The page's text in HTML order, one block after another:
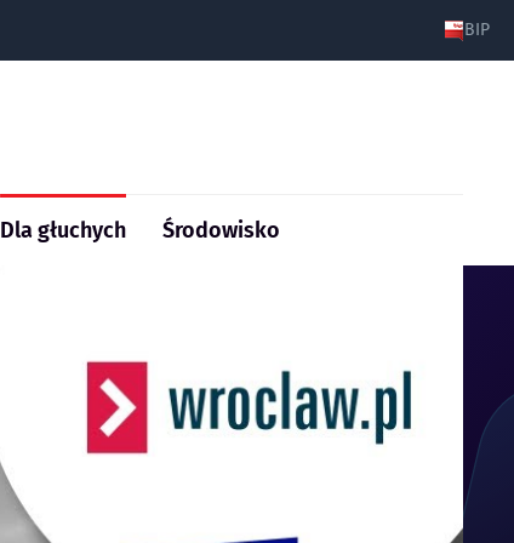
BIP
Dla głuchych Środowisko